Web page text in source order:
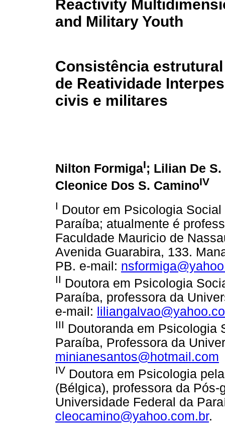
Reactivity
and Military Youth
Consistência
de Reatividade
civis e militares
Nilton FormigaI; Lilian De S.
Cleonice Dos S. CaminoIV
I Doutor em Psicologia
Paraíba; atualmente é
Faculdade Mauricio de
Avenida Guarabira, 133.
PB. e-mail:
II Doutora em Psicologia
Paraíba, professora da
e-mail:
III Doutoranda em Psicologia
Paraíba, Professora da
minianesantos@hotmail.com
IV Doutora em Psicologia
(Bélgica), professora da
Universidade Federal da
cleocamino@yahoo.com.br.